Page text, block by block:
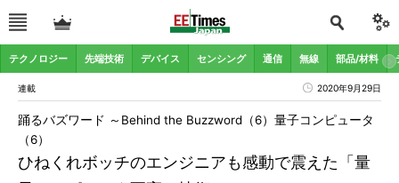
テクノロジー 先端技術 デバイス センシング 通信 無線 部品/材料
連載 2020年9月29日
ひねくれボッチのエンジニアも感動で震えた「量
踊るバズワード ～Behind the Buzzword（6）量子コンピュータ
（6）